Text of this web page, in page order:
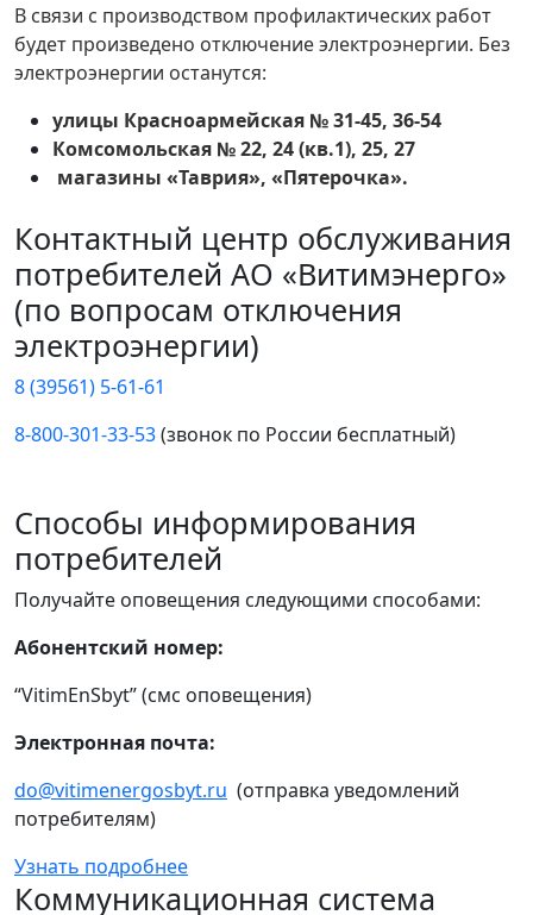
В связи с производством профилактических работ
будет произведено отключение электроэнергии. Без
электроэнергии останутся:
улицы Красноармейская № 31-45, 36-54
Комсомольская № 22, 24 (кв.1), 25, 27
магазины «Таврия», «Пятерочка».
Контактный центр обслуживания
потребителей АО «Витимэнерго»
(по вопросам отключения
электроэнергии)
8 (39561) 5-61-61
8-800-301-33-53(звонок по России бесплатный)
Способы информирования
потребителей
Получайте оповещения следующими способами:
Абонентский номер:
“VitimEnSbyt” (смс оповещения)
Электронная почта:
do@vitimenergosbyt.ru (отправка уведомлений
потребителям)
Узнать подробнее
Коммуникационная система